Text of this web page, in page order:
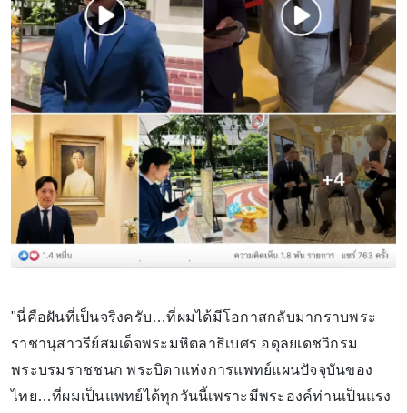
"นี่คือฝันที่เป็นจริงครับ…ที่ผมได้มีโอกาสกลับมากราบพระ
ราชานุสาวรีย์สมเด็จพระมหิตลาธิเบศร อดุลยเดชวิกรม
พระบรมราชชนก พระบิดาแห่งการแพทย์แผนปัจจุบันของ
ไทย…ที่ผมเป็นแพทย์ได้ทุกวันนี้เพราะมีพระองค์ท่านเป็นแรง